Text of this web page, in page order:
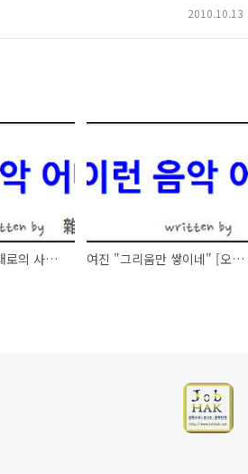
2010.10.13
푸른하늘 "사랑 그대로의 사랑" [오늘 이런 음악 어때요 - 101016] 여진 "그리움만 쌓이네" [오늘 이런 음악 어때요 - 101015]